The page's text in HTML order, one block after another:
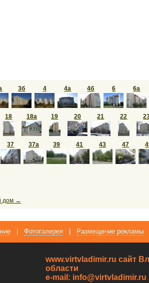
3б 4 4а 4б 6 6а
18 18а 19 20 21 22
37 37а 39 41 43 47
дом →
Фотогалерея Размещение рекламы
www.virtvladimir.ru cайт
области
e-mail: info@virtvladimir.ru